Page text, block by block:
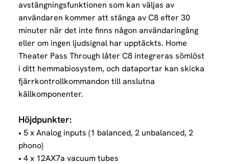
avstängningsfunktionen som kan väljas av
användaren kommer att stänga av C8 efter 30
minuter när det inte finns någon användaringång
eller om ingen ljudsignal har upptäckts. Home
Theater Pass Through låter C8 integreras sömlöst
i ditt hemmabiosystem, och dataportar kan skicka
fjärrkontrollkommandon till anslutna
källkomponenter.
Höjdpunkter:
• 5 x Analog inputs (1 balanced, 2 unbalanced, 2
phono)
• 4 x 12AX7a vacuum tubes